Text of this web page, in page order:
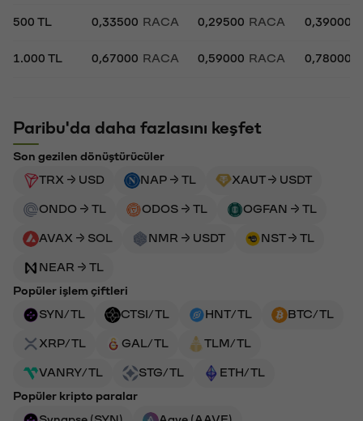
500 TL 0,33500 RACA 0,29500 RACA 0,39000
1.000 TL 0,67000 RACA 0,59000 RACA 0,78000
Paribu'da daha fazlasını keşfet
Son gezilen dönüştürücüler
TRX → USD
NAP → TL XAUT → USDT
ONDO → TL ODOS → TL OGFAN → TL
AVAX → SOL NMR → USDT NST → TL
NEAR → TL
Popüler işlem çiftleri
SYN/TL
CTSI/TL HNT/TL BTC/TL
XRP/TL GAL/TL TLM/TL
VANRY/TL STG/TL
ETH/TL
Popüler kripto paralar